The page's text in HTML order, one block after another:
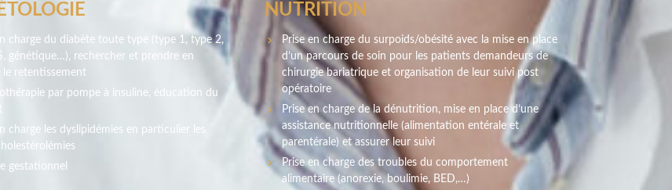
charge du diabète toute type (type 1, type 2,
génétique…), rechercher et prendre en
le retentissement
par pompe à insuline, éducation du
charge les dyslipidémies en particulier les
gestationnel
NUTRITION
Prise en charge du surpoids/obésité avec la mise en place
d’un parcours de soin pour les patients demandeurs de
chirurgie bariatrique et organisation de leur suivi post
opératoire
Prise en charge de la dénutrition, mise en place d’une
assistance nutritionnelle (alimentation entérale et
parentérale) et assurer leur suivi
Prise en charge des troubles du comportement
alimentaire (anorexie, boulimie, BED,…)